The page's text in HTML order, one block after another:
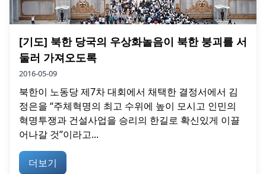
[기도] 북한 당국의 우상화놀음이 북한 붕괴를 서
둘러 가져오도록
2016-05-09
북한이 노동당 제7차 대회에서 채택한 결정서에서 김
정은을 “주체혁명의 최고 수위에 높이 모시고 인민의
혁명투쟁과 건설사업을 승리의 한길로 확신있게 이끌
어나갈 것”이라고...
더보기